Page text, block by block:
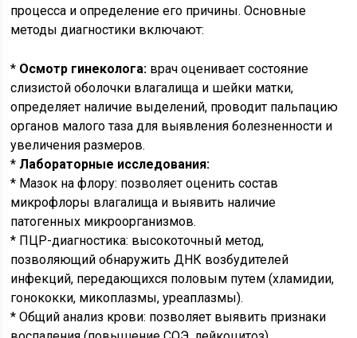
процесса и определение его причины. Основные
методы диагностики включают:
* Осмотр гинеколога: врач оценивает состояние
слизистой оболочки влагалища и шейки матки,
определяет наличие выделений, проводит пальпацию
органов малого таза для выявления болезненности и
увеличения размеров.
* Лабораторные исследования:
* Мазок на флору: позволяет оценить состав
микрофлоры влагалища и выявить наличие
патогенных микроорганизмов.
* ПЦР-диагностика: высокоточный метод,
позволяющий обнаружить ДНК возбудителей
инфекций, передающихся половым путем (хламидии,
гонококки, микоплазмы, уреаплазмы).
* Общий анализ крови: позволяет выявить признаки